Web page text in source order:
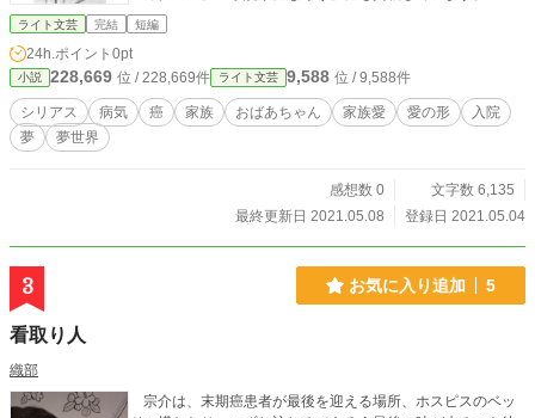
ライト文芸 完結 短編
24h.ポイント 0pt
小説 228,669 位 / 228,669件 ライト文芸 9,588 位 / 9,588件
シリアス 病気 癌 家族 おばあちゃん 家族愛 愛の形
入院
夢
夢世界
感想数 0
文字数 6,135
最終更新日 2021.05.08
登録日 2021.05.04
3 お気に入り追加 5
看取り人
織部
宗介は、末期癌患者が最後を迎える場所、ホスピスのベッ